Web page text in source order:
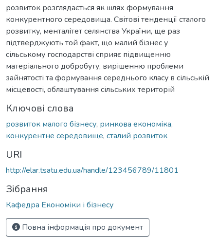
розвиток розглядається як шлях формування
конкурентного середовища. Світові тенденції сталого
розвитку, менталітет селянства України, ще раз
підтверджують той факт, що малий бізнес у
сільському господарстві сприяє підвищенню
матеріального добробуту, вирішенню проблеми
зайнятості та формування середнього класу в сільській
місцевості, облаштування сільських територій
Ключові слова
розвиток малого бізнесу, ринкова економіка,
конкурентне середовище, сталий розвиток
URI
http://elar.tsatu.edu.ua/handle/123456789/11801
Зібрання
Кафедра Економіки і бізнесу
Повна інформація про документ